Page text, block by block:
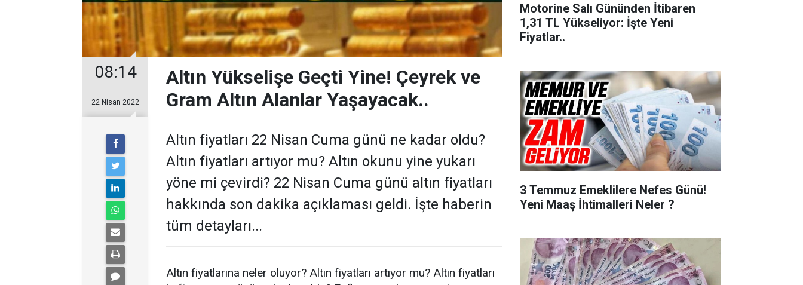
08:14
22 Nisan 2022
Altın Yükselişe Geçti Yine! Çeyrek ve
Gram Altın Alanlar Yaşayacak..
Altın fiyatları 22 Nisan Cuma günü ne kadar oldu?
Altın fiyatları artıyor mu? Altın okunu yine yukarı
yöne mi çevirdi? 22 Nisan Cuma günü altın fiyatları
hakkında son dakika açıklaması geldi. İşte haberin
tüm detayları...
Altın fiyatlarına neler oluyor? Altın fiyatları artıyor mu? Altın fiyatları
Motorine Salı Gününden İtibaren
1,31 TL Yükseliyor: İşte Yeni
Fiyatlar..
3 Temmuz Emeklilere Nefes Günü!
Yeni Maaş İhtimalleri Neler ?